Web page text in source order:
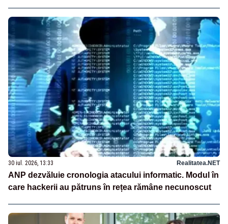
30 iul. 2026, 13:33 Realitatea.NET
ANP dezvăluie cronologia atacului informatic. Modul în
care hackerii au pătruns în rețea rămâne necunoscut